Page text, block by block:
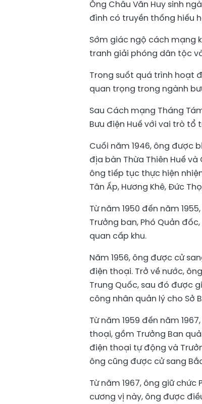
Ông Châu Văn Huy sinh
đình có truyền thống hiếu
Sớm giác ngộ cách mạng
tranh giải phóng dân tộc
Trong suốt quá trình hoạt
quan trọng trong ngành
Sau Cách mạng Tháng
Bưu điện Huế với vai trò tổ
Cuối năm 1946, ông được
địa bàn Thừa Thiên Huế
ông tiếp tục thực hiện
Tân Ấp, Hương Khê, Đức
Từ năm 1950 đến năm
Trưởng ban, Phó Quản
quan cấp khu.
Năm 1956, ông được cử
điện thoại. Trở về nước,
Trung Quốc, sau đó được
công nhân quản lý cho Sở
Từ năm 1959 đến năm
thoại, gồm Trưởng Ban
điện thoại tự động và
ông cũng được cử sang
Từ năm 1967, ông giữ chức
cương vị này, ông được